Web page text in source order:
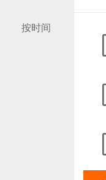
按时间